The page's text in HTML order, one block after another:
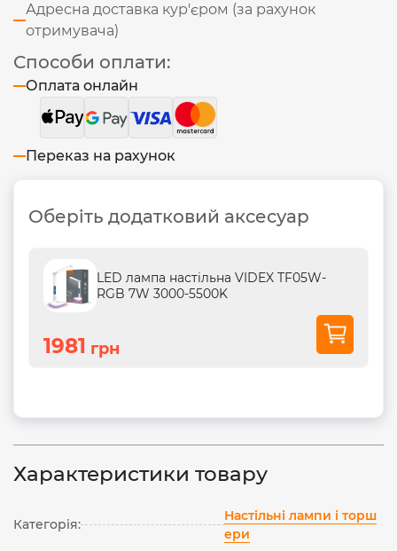
Адресна доставка кур'єром (за рахунок
отримувача)
Способи оплати:
Оплата онлайн
Переказ на рахунок
Оберіть додатковий аксесуар
LED лампа настiльна VIDEX TF05W-
RGB 7W 3000-5500K
1981 грн
Характеристики товару
Категорія:
Настільні лампи і торш
ери